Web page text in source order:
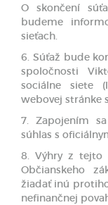
O skončení
budeme
sieťach.
6. Súťaž bude
spoločnosti
sociálne siete
webovej stránke
7. Zapojením
súhlas s
8. Výhry z tejto
Občianskeho
žiadať inú
nefinančnej